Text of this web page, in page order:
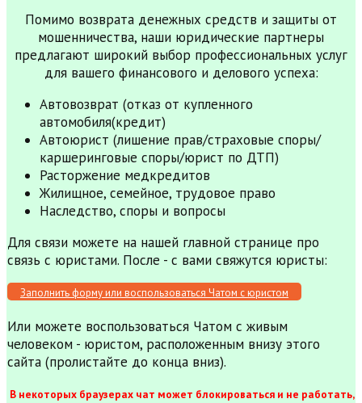
Помимо возврата денежных средств и защиты от
мошенничества, наши юридические партнеры
предлагают широкий выбор профессиональных услуг
для вашего финансового и делового успеха:
Автовозврат (отказ от купленного
автомобиля(кредит)
Автоюрист (лишение прав/страховые споры/
каршеринговые споры/юрист по ДТП)
Расторжение медкредитов
Жилищное, семейное, трудовое право
Наследство, споры и вопросы
Для связи можете на нашей главной странице про
связь с юристами. После - с вами свяжутся юристы:
Заполнить форму или воспользоваться Чатом с юристом
Или можете воспользоваться Чатом с живым
человеком - юристом, расположенным внизу этого
сайта (пролистайте до конца вниз).
В некоторых браузерах чат может блокироваться и не работать,